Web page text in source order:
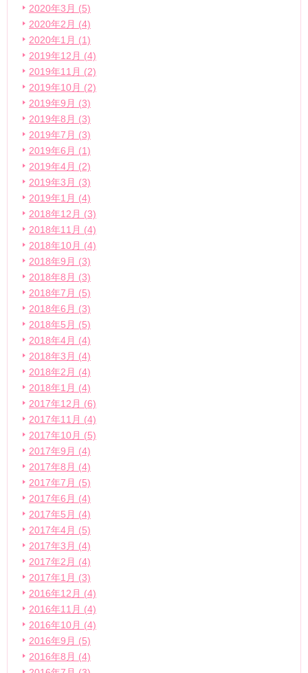
2020年3月 (5)
2020年2月 (4)
2020年1月 (1)
2019年12月 (4)
2019年11月 (2)
2019年10月 (2)
2019年9月 (3)
2019年8月 (3)
2019年7月 (3)
2019年6月 (1)
2019年4月 (2)
2019年3月 (3)
2019年1月 (4)
2018年12月 (3)
2018年11月 (4)
2018年10月 (4)
2018年9月 (3)
2018年8月 (3)
2018年7月 (5)
2018年6月 (3)
2018年5月 (5)
2018年4月 (4)
2018年3月 (4)
2018年2月 (4)
2018年1月 (4)
2017年12月 (6)
2017年11月 (4)
2017年10月 (5)
2017年9月 (4)
2017年8月 (4)
2017年7月 (5)
2017年6月 (4)
2017年5月 (4)
2017年4月 (5)
2017年3月 (4)
2017年2月 (4)
2017年1月 (3)
2016年12月 (4)
2016年11月 (4)
2016年10月 (4)
2016年9月 (5)
2016年8月 (4)